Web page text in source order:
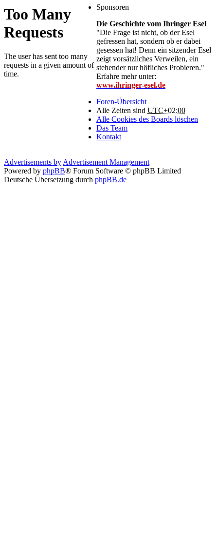
Sponsoren
Die Geschichte vom Ihringer Esel
"Die Frage ist nicht, ob der Esel
gefressen hat, sondern ob er dabei
gesessen hat! Denn ein sitzender Esel
zeigt vorsätzliches Verweilen, ein
stehender nur höfliches Probieren."
Erfahre mehr unter:
www.ihringer-esel.de
Foren-Übersicht
Alle Zeiten sind UTC+02:00
Alle Cookies des Boards löschen
Das Team
Kontakt
Advertisements by Advertisement Management
Powered by phpBB® Forum Software © phpBB Limited
Deutsche Übersetzung durch phpBB.de